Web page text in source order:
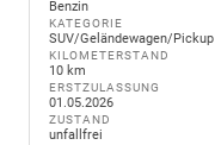
Benzin
KATEGORIE
SUV/Geländewagen/Pickup
KILOMETERSTAND
10 km
ERSTZULASSUNG
01.05.2026
ZUSTAND
unfallfrei